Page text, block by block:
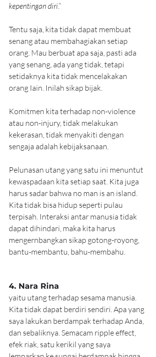
kepentingan diri.”
Tentu saja, kita tidak dapat membuat
senang atau membahagiakan setiap
orang. Mau berbuat apa saja, pasti ada
yang senang, ada yang tidak, tetapi
setidaknya kita tidak mencelakakan
orang Iain. Inilah sikap bijak.
Komitmen kita terhadap non-violence
atau non-injury, tidak melakukan
kekerasan, tidak menyakiti dengan
sengaja adalah kebijaksanaan.
Pelunasan utang yang satu ini menuntut
kewaspadaan kita setiap saat. Kita juga
harus sadar bahwa no man is an island.
Kita tidak bisa hidup seperti pulau
terpisah. Interaksi antar manusia tidak
dapat dihindari, maka kita harus
mengernbangkan sikap gotong-royong,
bantu-membantu, bahu-membahu.
4. Nara Rina
yaitu utang terhadap sesama manusia.
Kita tidak dapat berdiri sendiri. Apa yang
saya lakukan berdampak terhadap Anda,
dan sebaliknya. Semacam ripple effect,
efek riak, satu kerikil yang saya